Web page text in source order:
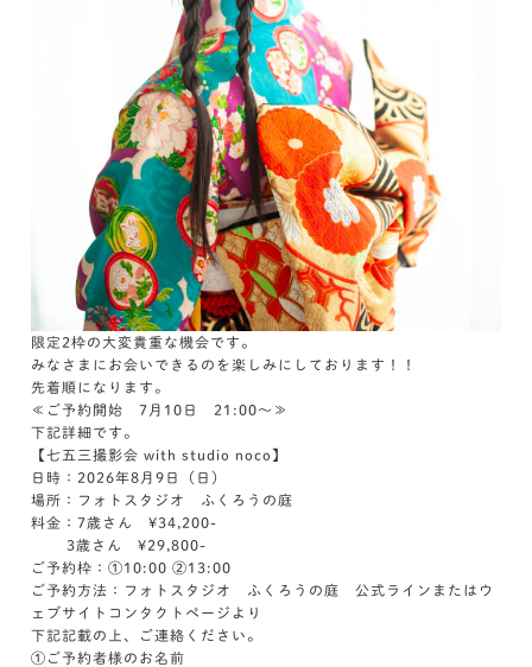
限定2枠の大変貴重な機会です。
みなさまにお会いできるのを楽しみにしております！！
先着順になります。
≪ご予約開始 7月10日 21:00～≫
下記詳細です。
【七五三撮影会 with studio noco】
日時：2026年8月9日（日）
場所：フォトスタジオ ふくろうの庭
料金：7歳さん ¥34,200-
3歳さん ¥29,800-
ご予約枠：①10:00 ②13:00
ご予約方法：フォトスタジオ ふくろうの庭 公式ラインまたはウ
ェブサイトコンタクトページより
下記記載の上、ご連絡ください。
①ご予約者様のお名前